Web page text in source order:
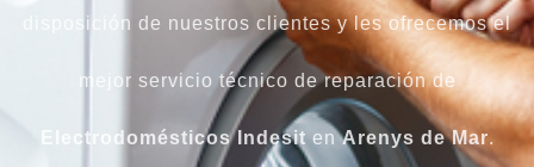
disposición de nuestros clientes y les ofrecemos el
mejor servicio técnico de reparación de
Electrodomésticos Indesit enArenys de Mar.